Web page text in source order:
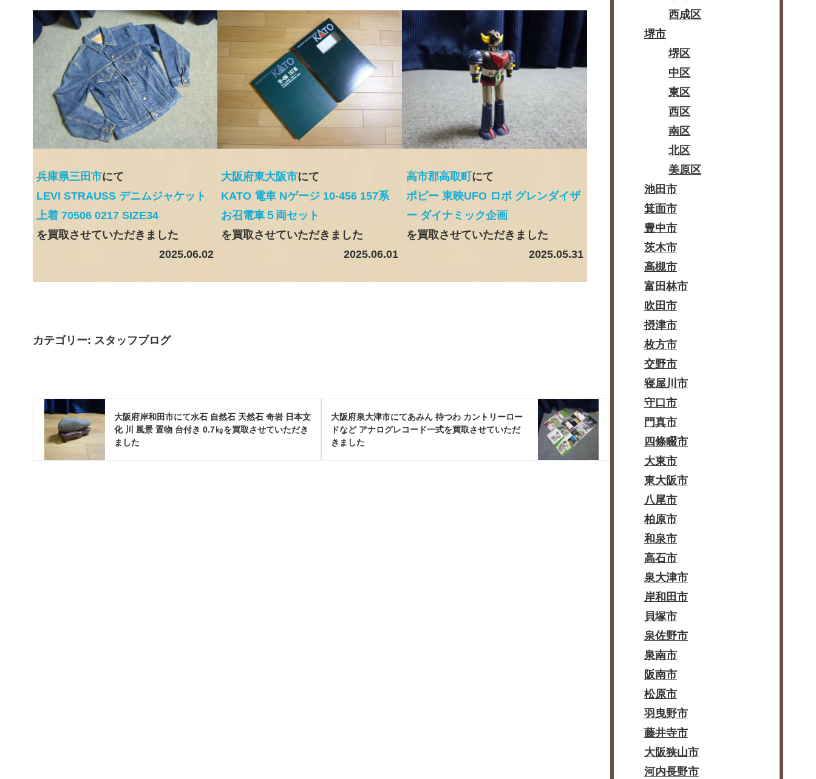
兵庫県三田市にて
LEVI STRAUSS デニムジャケット
上着 70506 0217 SIZE34
を買取させていただきました
2025.06.02
大阪府東大阪市にて
KATO 電車 Nゲージ 10-456 157系
お召電車５両セット
を買取させていただきました
2025.06.01
高市郡高取町 にて
ポピー 東映UFO ロボ グレンダイザ
ー ダイナミック企画
を買取させていただきました
2025.05.31
カテゴリー: スタッフブログ
大阪府岸和田市にて水石 自然石 天然石 奇岩 日本文
化 川 風景 置物 台付き 0.7㎏を買取させていただき
ました
大阪府泉大津市にてあみん 待つわ カントリーロー
ドなど アナログレコード一式を買取させていただ
きました
西成区
堺市
堺区
中区
東区
西区
南区
北区
美原区
池田市
箕面市
豊中市
茨木市
高槻市
富田林市
吹田市
摂津市
枚方市
交野市
寝屋川市
守口市
門真市
四條畷市
大東市
東大阪市
八尾市
柏原市
和泉市
高石市
泉大津市
岸和田市
貝塚市
泉佐野市
泉南市
阪南市
松原市
羽曳野市
藤井寺市
大阪狭山市
河内長野市